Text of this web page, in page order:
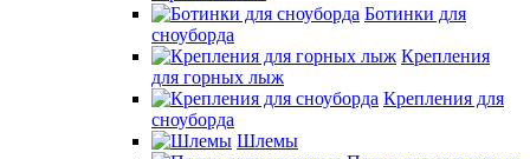
Ботинки для
сноуборда
Крепления
для горных лыж
Крепления для
сноуборда
Шлемы